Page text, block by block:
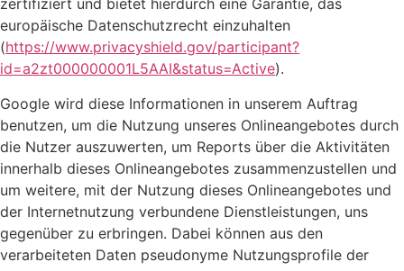
zertifiziert und bietet hierdurch eine Garantie, das
europäische Datenschutzrecht einzuhalten
(https://www.privacyshield.gov/participant?
id=a2zt000000001L5AAI&status=Active).
Google wird diese Informationen in unserem Auftrag
benutzen, um die Nutzung unseres Onlineangebotes durch
die Nutzer auszuwerten, um Reports über die Aktivitäten
innerhalb dieses Onlineangebotes zusammenzustellen und
um weitere, mit der Nutzung dieses Onlineangebotes und
der Internetnutzung verbundene Dienstleistungen, uns
gegenüber zu erbringen. Dabei können aus den
verarbeiteten Daten pseudonyme Nutzungsprofile der